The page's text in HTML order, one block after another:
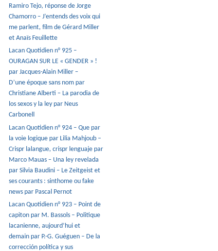
Ramiro Tejo, réponse de Jorge
Chamorro – J’entends des voix qui
me parlent, film de Gérard Miller
et Anaïs Feuillette
Lacan Quotidien n° 925 –
OURAGAN SUR LE « GENDER » !
par Jacques-Alain Miller –
D’une époque sans nom par
Christiane Alberti – La parodia de
los sexos y la ley par Neus
Carbonell
Lacan Quotidien n° 924 – Que par
la voie logique par Lilia Mahjoub –
Crispr lalangue, crispr lenguaje par
Marco Mauas – Una ley revelada
par Silvia Baudini – Le Zeitgeist et
ses courants : sinthome ou fake
news par Pascal Pernot
Lacan Quotidien n° 923 – Point de
capiton par M. Bassols – Politique
lacanienne, aujourd’hui et
demain par P.-G. Guéguen – De la
corrección política y sus